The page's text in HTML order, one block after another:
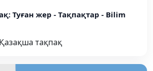
Туған жер - Тақпақтар - Bilim
Қазақша тақпақ